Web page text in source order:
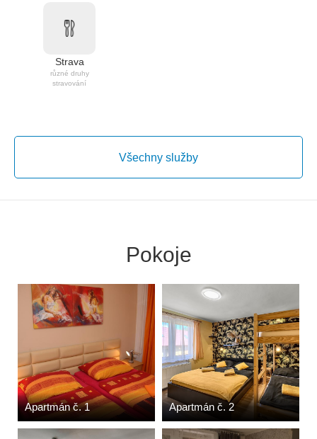
Strava
různé druhy
stravování
Všechny služby
Pokoje
Apartmán č. 1 Apartmán č. 2